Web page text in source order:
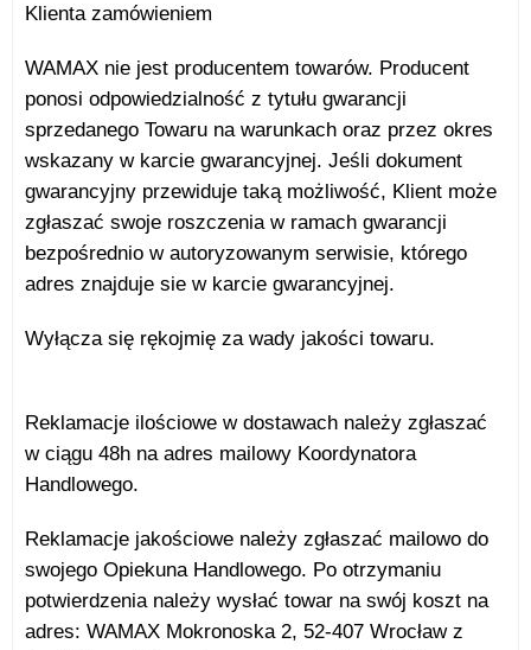
Klienta zamówieniem
WAMAX nie jest producentem towarów. Producent
ponosi odpowiedzialność z tytułu gwarancji
sprzedanego Towaru na warunkach oraz przez okres
wskazany w karcie gwarancyjnej. Jeśli dokument
gwarancyjny przewiduje taką możliwość, Klient może
zgłaszać swoje roszczenia w ramach gwarancji
bezpośrednio w autoryzowanym serwisie, którego
adres znajduje sie w karcie gwarancyjnej.
Wyłącza się rękojmię za wady jakości towaru.
Reklamacje ilościowe w dostawach należy zgłaszać
w ciągu 48h na adres mailowy Koordynatora
Handlowego.
Reklamacje jakościowe należy zgłaszać mailowo do
swojego Opiekuna Handlowego. Po otrzymaniu
potwierdzenia należy wysłać towar na swój koszt na
adres: WAMAX Mokronoska 2, 52-407 Wrocław z